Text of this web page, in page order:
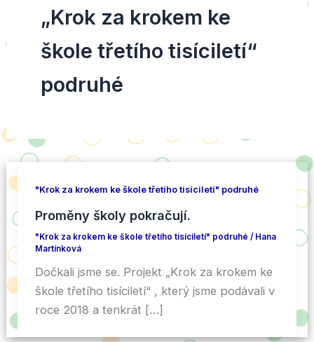
„Krok za krokem ke
škole třetího tisíciletí“
podruhé
"Krok za krokem ke škole třetího tisíciletí" podruhé
Proměny školy pokračují.
"Krok za krokem ke škole třetího tisíciletí" podruhé / Hana
Martínková
Dočkali jsme se. Projekt „Krok za krokem ke
škole třetího tisíciletí“ , který jsme podávali v
roce 2018 a tenkrát […]